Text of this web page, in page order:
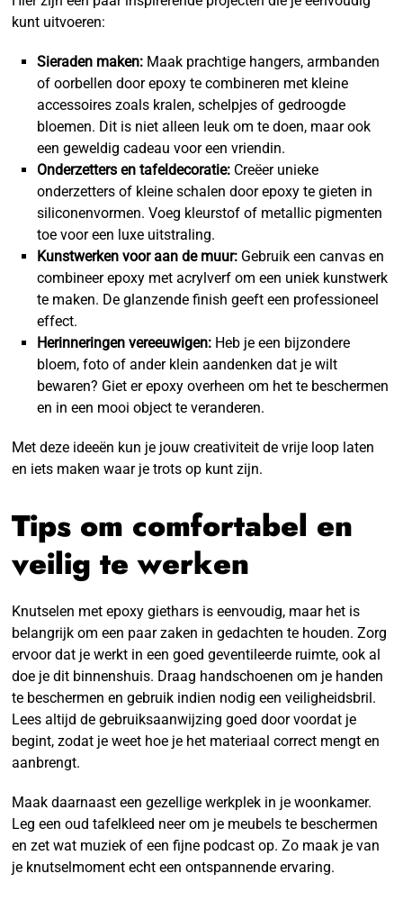
kunt uitvoeren:
Sieraden maken: Maak prachtige hangers, armbanden
of oorbellen door epoxy te combineren met kleine
accessoires zoals kralen, schelpjes of gedroogde
bloemen. Dit is niet alleen leuk om te doen, maar ook
een geweldig cadeau voor een vriendin.
Onderzetters en tafeldecoratie: Creëer unieke
onderzetters of kleine schalen door epoxy te gieten in
siliconenvormen. Voeg kleurstof of metallic pigmenten
toe voor een luxe uitstraling.
Kunstwerken voor aan de muur: Gebruik een canvas en
combineer epoxy met acrylverf om een uniek kunstwerk
te maken. De glanzende finish geeft een professioneel
effect.
Herinneringen vereeuwigen: Heb je een bijzondere
bloem, foto of ander klein aandenken dat je wilt
bewaren? Giet er epoxy overheen om het te beschermen
en in een mooi object te veranderen.
Met deze ideeën kun je jouw creativiteit de vrije loop laten
en iets maken waar je trots op kunt zijn.
Tips om comfortabel en
veilig te werken
Knutselen met epoxy giethars is eenvoudig, maar het is
belangrijk om een paar zaken in gedachten te houden. Zorg
ervoor dat je werkt in een goed geventileerde ruimte, ook al
doe je dit binnenshuis. Draag handschoenen om je handen
te beschermen en gebruik indien nodig een veiligheidsbril.
Lees altijd de gebruiksaanwijzing goed door voordat je
begint, zodat je weet hoe je het materiaal correct mengt en
aanbrengt.
Maak daarnaast een gezellige werkplek in je woonkamer.
Leg een oud tafelkleed neer om je meubels te beschermen
en zet wat muziek of een fijne podcast op. Zo maak je van
je knutselmoment echt een ontspannende ervaring.